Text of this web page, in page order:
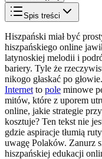
Spis treści
Hiszpański miał być
hiszpańskiego online
latynoskiej melodii i
bariery. Tyle że
nikogo głaskać po
Internet to pole minowe
mitów, które z uporem
online, jakie strategie
kosztuje? Ten tekst nie
gdzie aspiracje tłumią
uwagę Polaków. Zanurz
hiszpańskiej edukacji